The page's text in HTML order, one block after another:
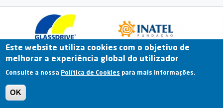
Previous
Fale Connosco Portal Online Arquivo
Termos e Condições | Política de Privacidade |
Este website utiliza cookies com o objetivo de
melhorar a experiência global do utilizador
Consulte a nossa Política de Cookies para mais informações.
OK